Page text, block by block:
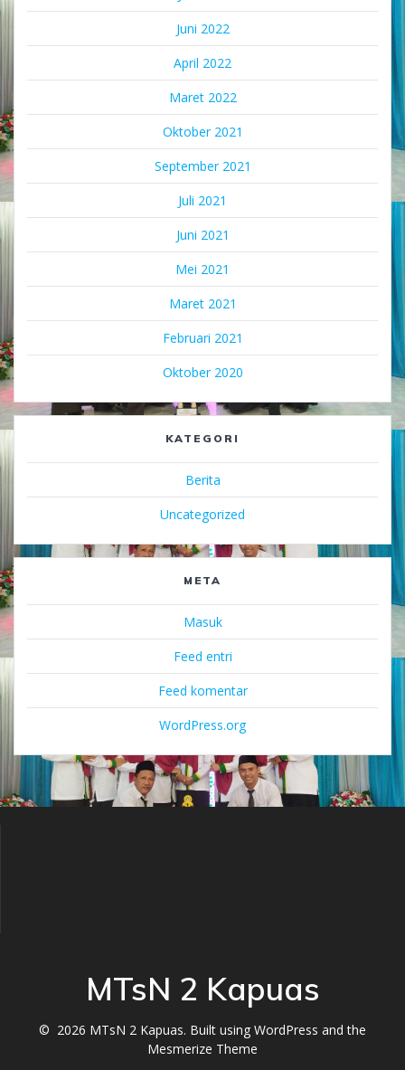
Juni 2022
April 2022
Maret 2022
Oktober 2021
September 2021
Juli 2021
Juni 2021
Mei 2021
Maret 2021
Februari 2021
Oktober 2020
KATEGORI
Berita
Uncategorized
META
Masuk
Feed entri
Feed komentar
WordPress.org
MTsN 2 Kapuas
© 2026 MTsN 2 Kapuas. Built using WordPress and the
Mesmerize Theme